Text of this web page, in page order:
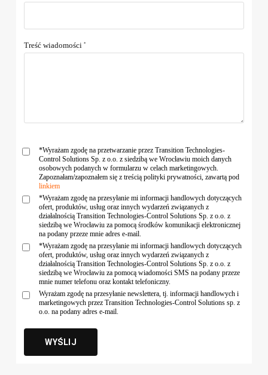
Treść wiadomości*
*Wyrażam zgodę na przetwarzanie przez Transition Technologies-
Control Solutions Sp. z o.o. z siedzibą we Wrocławiu moich danych
osobowych podanych w formularzu w celach marketingowych.
Zapoznałam/zapoznałem się z treścią polityki prywatności, zawartą pod
linkiem
*Wyrażam zgodę na przesyłanie mi informacji handlowych dotyczących
ofert, produktów, usług oraz innych wydarzeń związanych z
działalnością Transition Technologies-Control Solutions Sp. z o.o. z
siedzibą we Wrocławiu za pomocą środków komunikacji elektronicznej
na podany przeze mnie adres e-mail.
*Wyrażam zgodę na przesyłanie mi informacji handlowych dotyczących
ofert, produktów, usług oraz innych wydarzeń związanych z
działalnością Transition Technologies-Control Solutions Sp. z o.o. z
siedzibą we Wrocławiu za pomocą wiadomości SMS na podany przeze
mnie numer telefonu oraz kontakt telefoniczny.
Wyrażam zgodę na przesyłanie newslettera, tj. informacji handlowych i
marketingowych przez Transition Technologies-Control Solutions sp. z
o.o. na podany adres e-mail.